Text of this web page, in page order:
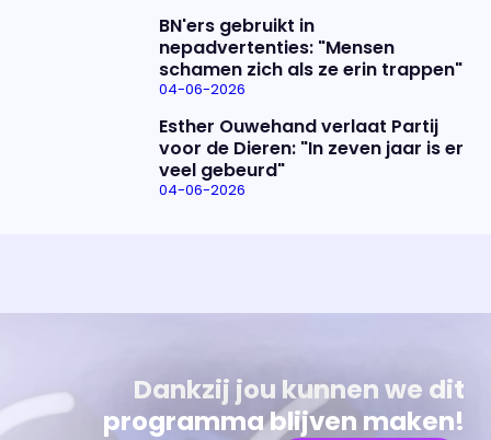
BN'ers gebruikt in
nepadvertenties: "Mensen
schamen zich als ze erin trappen"
04-06-2026
Esther Ouwehand verlaat Partij
voor de Dieren: "In zeven jaar is er
veel gebeurd"
04-06-2026
Dankzij jou kunnen we dit
programma blijven maken!